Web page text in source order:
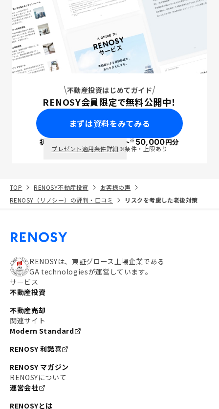
不動産投資はじめてガイド
RENOSY会員限定で無料公開中！
まずは資料をみてみる
初回面談で ポイント※50,000円分
プレゼント適用条件詳細※条件・上限あり
TOP RENOSY不動産投資
お客様の声
RENOSY（リノシー）の評判・口コミ
リスクを考慮した老後対策
RENOSYは、東証グロース上場企業である
GA technologiesが運営しています。
サービス
不動産投資
不動産売却
関連サイト
Modern Standard
RENOSY 利諾喜
RENOSY マガジン
RENOSYについて
運営会社
RENOSYとは